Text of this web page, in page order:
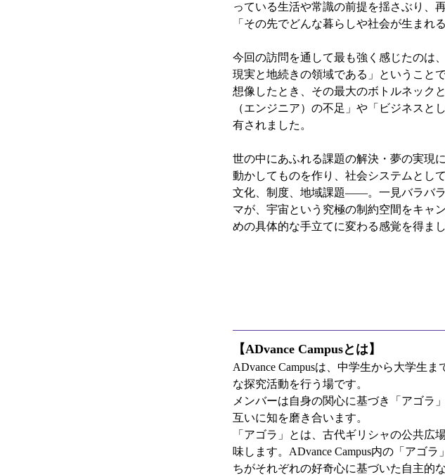
っている生活や常識の前提を揺さぶり、
「その先でどんな暮らしや社会が生まれ
今回の訪問を通して最も強く感じたのは
現実と地続きの領域である」ということ
想像したとき、その最大のボトルネック
（エンジニア）の不足」や「ビジネス
有されました。
世の中にあふれる課題の解決・夢の実現
動かしてものを作り、社会システムとし
文化、制度、地域課題——。一見バラバラ
マが、宇宙という究極の制約空間をキャ
めの具体的な手立てに変わる感覚を得まし
【ADvance Campusとは】
ADvance Campusは、中学生から大学生
な探究活動を行う場です。
メンバーは自身の関心に基づき「アゴラ
互いに知を磨き合います。
「アゴラ」とは、古代ギリシャの公共
味します。ADvance Campus内の「アゴ
ちがそれぞれの好奇心に基づいた自主的